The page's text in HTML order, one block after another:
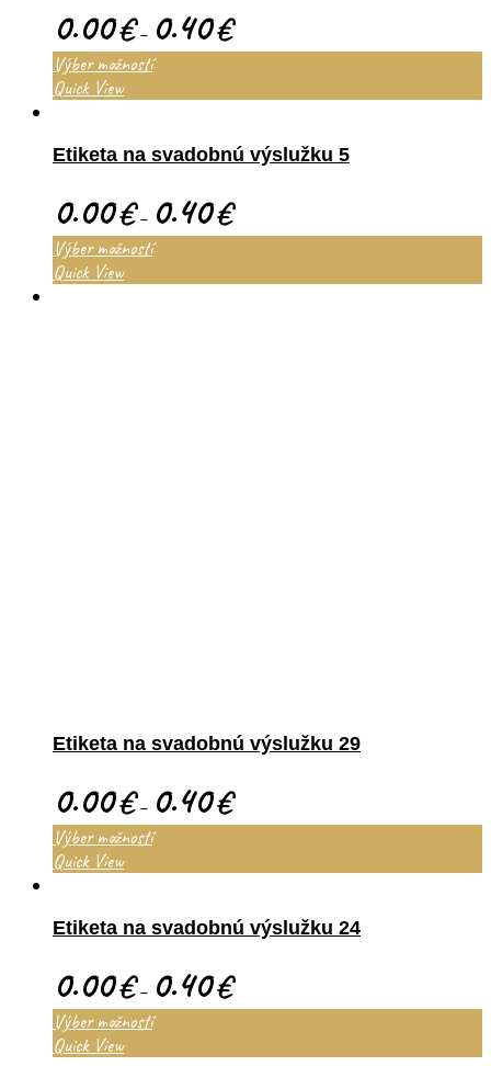
0.00€– 0.40€
Výber možností
Quick View
Etiketa na svadobnú výslužku 5
0.00€– 0.40€
Výber možností
Quick View
Etiketa na svadobnú výslužku 29
0.00€– 0.40€
Výber možností
Quick View
Etiketa na svadobnú výslužku 24
0.00€– 0.40€
Výber možností
Quick View